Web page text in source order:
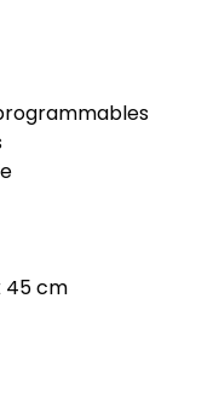
45 cm